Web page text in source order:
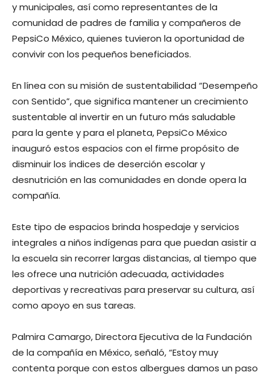
y municipales, así como representantes de la
comunidad de padres de familia y compañeros de
PepsiCo México, quienes tuvieron la oportunidad de
convivir con los pequeños beneficiados.
En línea con su misión de sustentabilidad “Desempeño
con Sentido”, que significa mantener un crecimiento
sustentable al invertir en un futuro más saludable
para la gente y para el planeta, PepsiCo México
inauguró estos espacios con el firme propósito de
disminuir los índices de deserción escolar y
desnutrición en las comunidades en donde opera la
compañía.
Este tipo de espacios brinda hospedaje y servicios
integrales a niños indígenas para que puedan asistir a
la escuela sin recorrer largas distancias, al tiempo que
les ofrece una nutrición adecuada, actividades
deportivas y recreativas para preservar su cultura, así
como apoyo en sus tareas.
Palmira Camargo, Directora Ejecutiva de la Fundación
de la compañía en México, señaló, “Estoy muy
contenta porque con estos albergues damos un paso